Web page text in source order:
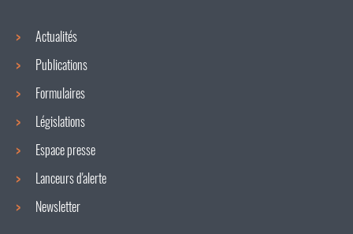
Actualités
Publications
Formulaires
Législations
Espace presse
Lanceurs d'alerte
Newsletter